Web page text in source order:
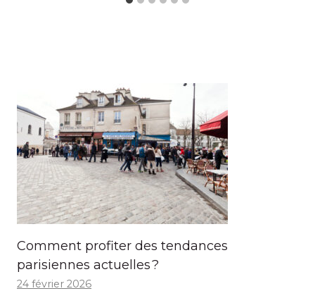
Comment profiter des tendances
parisiennes actuelles ?
24 février 2026